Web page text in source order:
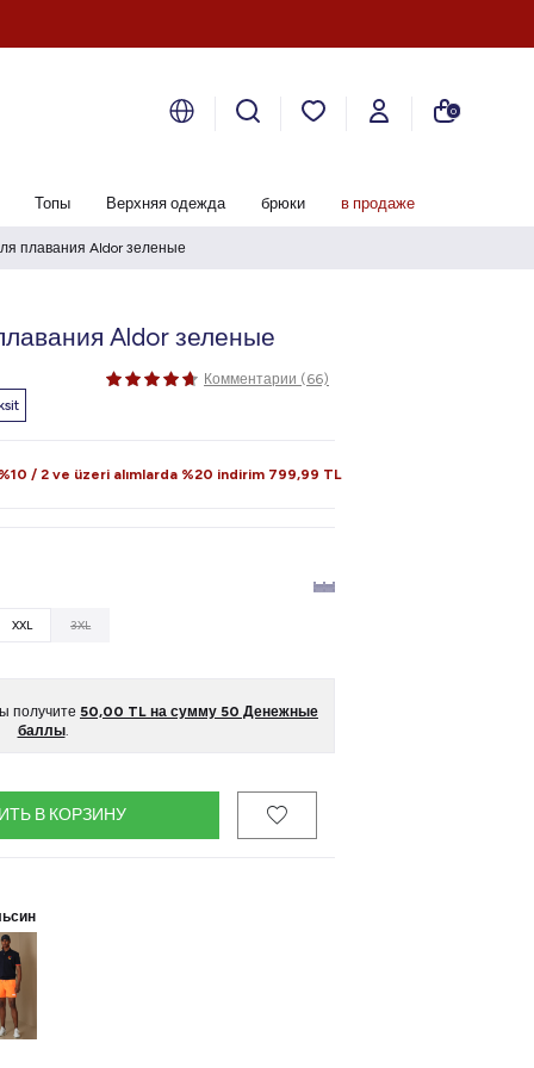
0
Топы Верхняя одежда брюки в продаже
плавания Aldor зеленые
Aldor зеленые
Комментарии (66)
/ 2 ve üzeri alımlarda %20 indirim 799,99 TL
XXL 3XL
получите 50,00 TL на сумму 50 Денежные
баллы.
В КОРЗИНУ